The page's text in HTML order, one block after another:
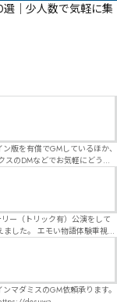
選｜少人数で気軽に集
版を有償でGMしているほか、
スのDMなどでお気軽にどう
ー（トリック有）公演をして
んあるため、そのようなシナ
ーを見つけることが難しくな
マダミスのGM依頼承ります。